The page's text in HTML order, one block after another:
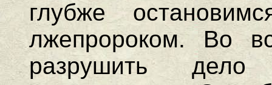
глубже
лжепророком. Во
разрушить